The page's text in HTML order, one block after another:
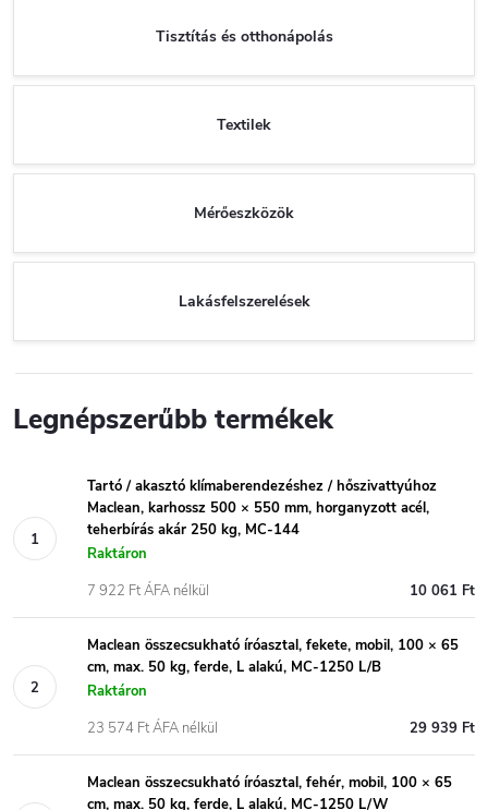
Tisztítás és otthonápolás
Textilek
Mérőeszközök
Lakásfelszerelések
Legnépszerűbb termékek
Tartó / akasztó klímaberendezéshez / hőszivattyúhoz
Maclean, karhossz 500 × 550 mm, horganyzott acél,
teherbírás akár 250 kg, MC-144
Raktáron
10 061 Ft
7 922 Ft ÁFA nélkül
Maclean összecsukható íróasztal, fekete, mobil, 100 × 65
cm, max. 50 kg, ferde, L alakú, MC-1250 L/B
Raktáron
29 939 Ft
23 574 Ft ÁFA nélkül
Maclean összecsukható íróasztal, fehér, mobil, 100 × 65
cm, max. 50 kg, ferde, L alakú, MC-1250 L/W